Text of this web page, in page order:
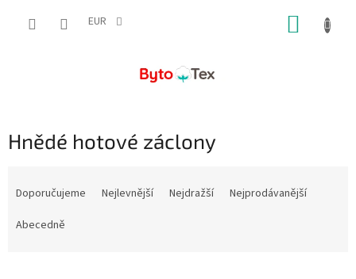
EUR
Hnědé hotové záclony
Doporučujeme Nejlevnější Nejdražší
Nejprodávanější
Abecedně